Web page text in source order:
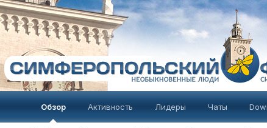
Обзор Активность Лидеры Чаты